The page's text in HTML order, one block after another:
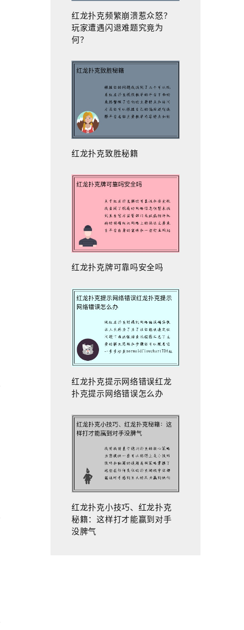
红龙扑克频繁崩溃惹众怒？
玩家遭遇闪退难题究竟为
何？
红龙扑克致胜秘籍
红龙扑克牌可靠吗安全吗
红龙扑克提示网络错误红龙
扑克提示网络错误怎么办
红龙扑克小技巧、红龙扑克
秘籍：这样打才能赢到对手
没脾气